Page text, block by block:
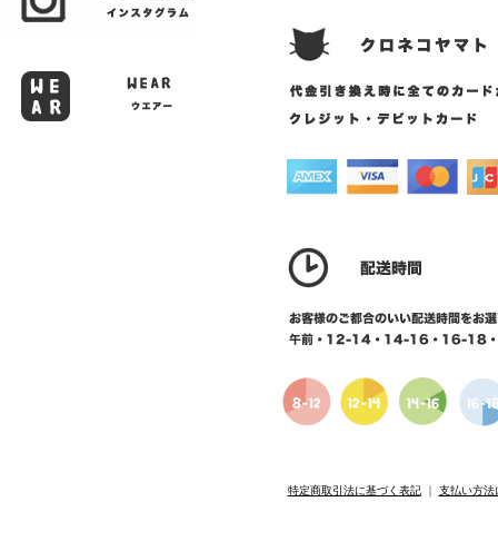
特定商取引法に基づく表記｜ 支払い方法